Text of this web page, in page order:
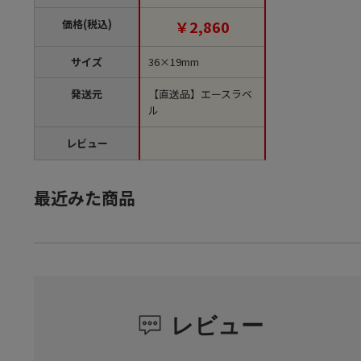
価格(税込)
サイズ
発送元
レビュー
袋）【直送品】
￥2,860
36×19mm
【直送品】エースラベ
ル
最近みた商品
レビュー